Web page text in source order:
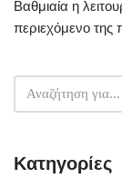
Βαθμιαία η
περιεχόμενο της
Kατηγορίες